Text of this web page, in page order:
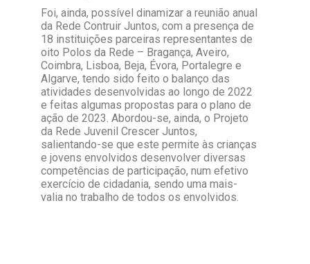
Foi, ainda, possível dinamizar a reunião anual
da Rede Contruir Juntos, com a presença de
18 instituições parceiras representantes de
oito Polos da Rede – Bragança, Aveiro,
Coimbra, Lisboa, Beja, Évora, Portalegre e
Algarve, tendo sido feito o balanço das
atividades desenvolvidas ao longo de 2022
e feitas algumas propostas para o plano de
ação de 2023. Abordou-se, ainda, o Projeto
da Rede Juvenil Crescer Juntos,
salientando-se que este permite às crianças
e jovens envolvidos desenvolver diversas
competências de participação, num efetivo
exercício de cidadania, sendo uma mais-
valia no trabalho de todos os envolvidos.